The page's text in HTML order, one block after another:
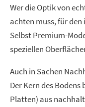
Wer die Optik von
achten muss, für
Selbst Premium-
speziellen
Auch in Sachen
Der Kern des
Platten) aus